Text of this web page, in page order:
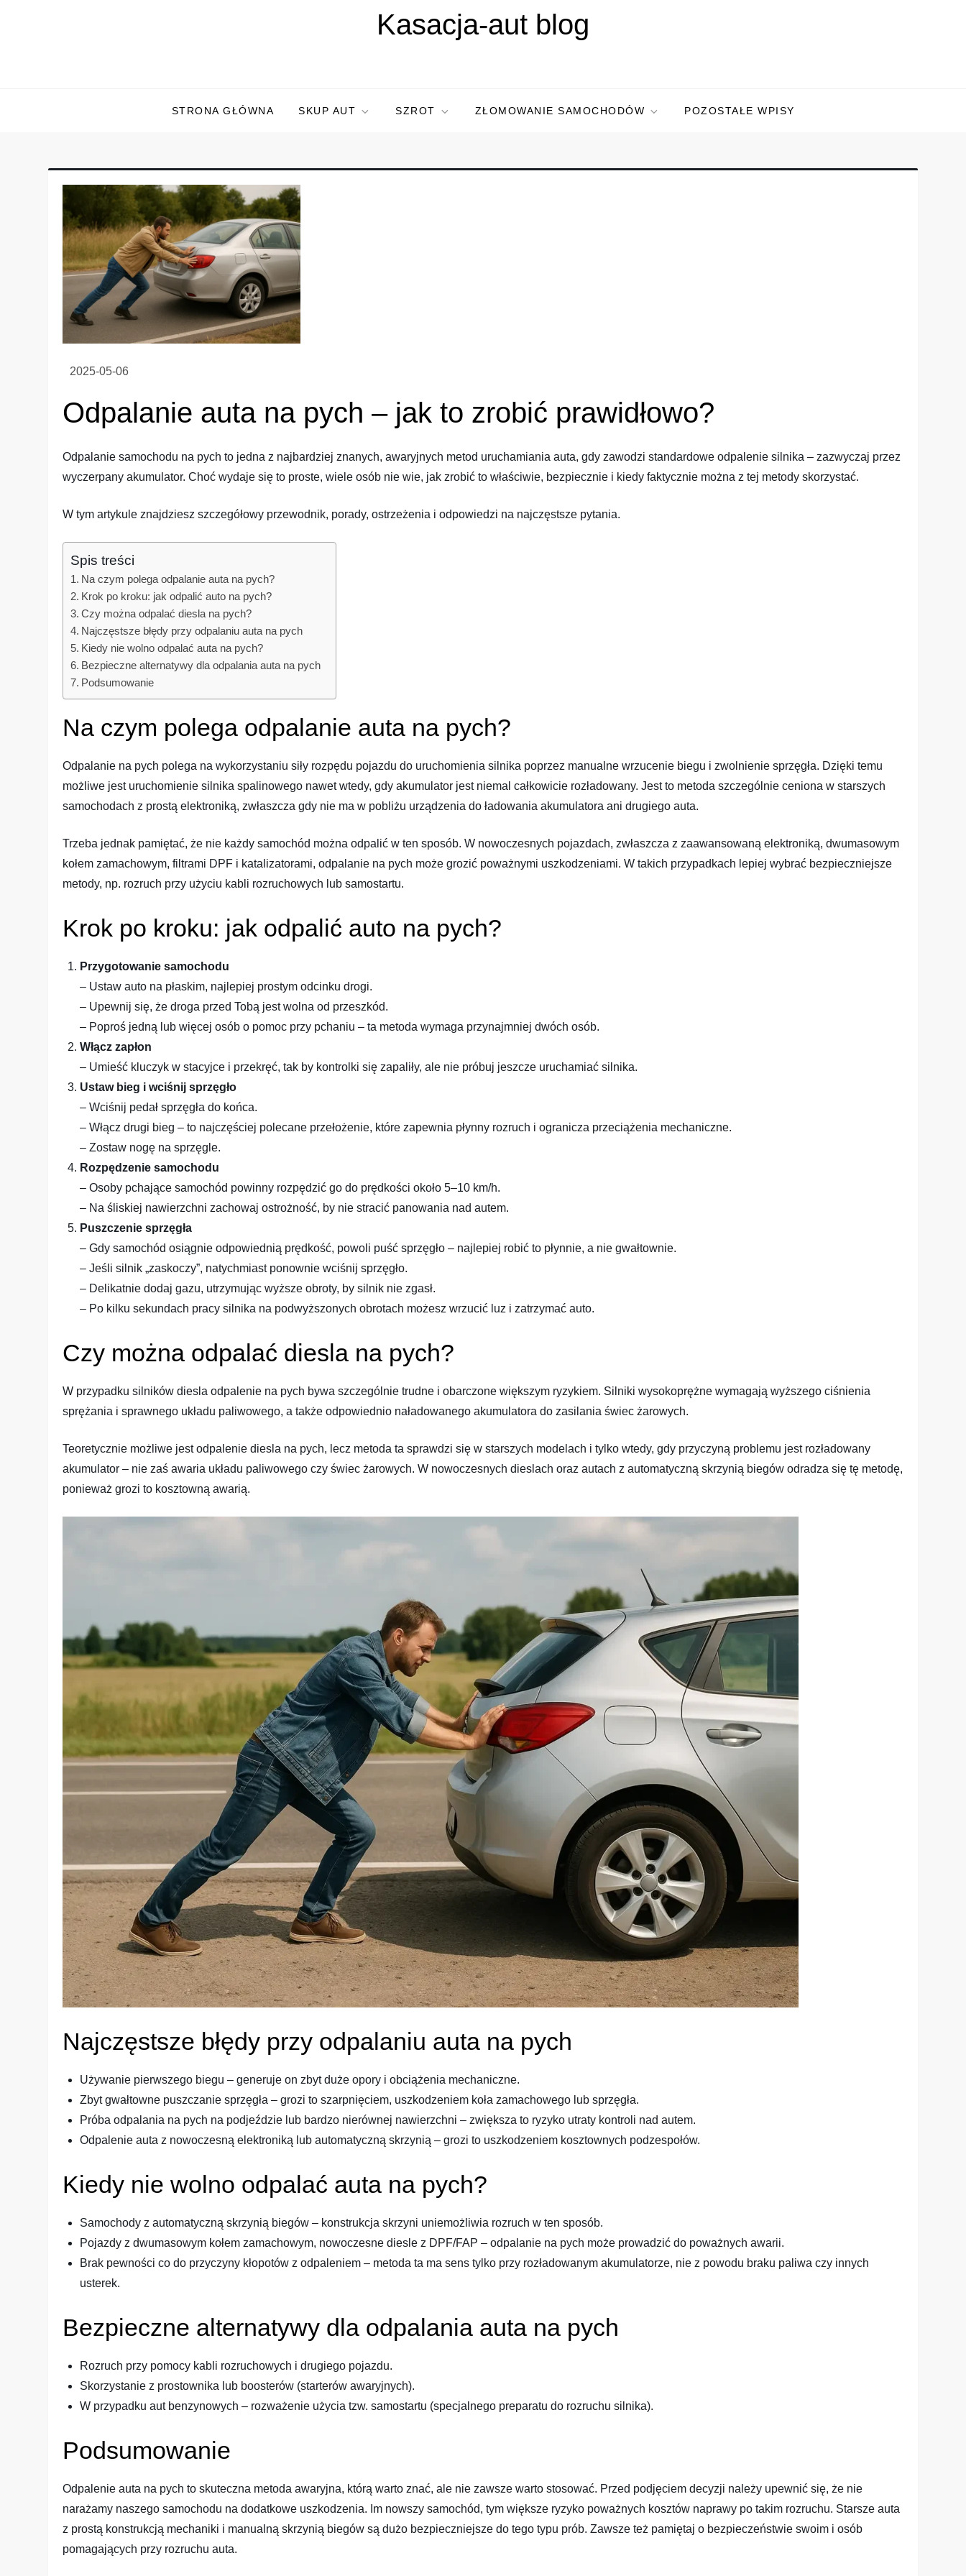
Kasacja-aut blog
STRONA GŁÓWNA SKUP AUT SZROT ZŁOMOWANIE SAMOCHODÓW POZOSTAŁE WPISY
Odpalanie auta na pych – jak to zrobić prawidłowo?
Odpalanie samochodu na pych to jedna z najbardziej znanych, awaryjnych metod uruchamiania auta, gdy zawodzi standardowe odpalenie silnika – zazwyczaj przez
wyczerpany akumulator. Choć wydaje się to proste, wiele osób nie wie, jak zrobić to właściwie, bezpiecznie i kiedy faktycznie można z tej metody skorzystać.
W tym artykule znajdziesz szczegółowy przewodnik, porady, ostrzeżenia i odpowiedzi na najczęstsze pytania.
Spis treści
Na czym polega odpalanie auta na pych?
Krok po kroku: jak odpalić auto na pych?
Czy można odpalać diesla na pych?
Najczęstsze błędy przy odpalaniu auta na pych
Kiedy nie wolno odpalać auta na pych?
Bezpieczne alternatywy dla odpalania auta na pych
Podsumowanie
Na czym polega odpalanie auta na pych?
Odpalanie na pych polega na wykorzystaniu siły rozpędu pojazdu do uruchomienia silnika poprzez manualne wrzucenie biegu i zwolnienie sprzęgła. Dzięki temu
możliwe jest uruchomienie silnika spalinowego nawet wtedy, gdy akumulator jest niemal całkowicie rozładowany. Jest to metoda szczególnie ceniona w starszych
samochodach z prostą elektroniką, zwłaszcza gdy nie ma w pobliżu urządzenia do ładowania akumulatora ani drugiego auta.
Trzeba jednak pamiętać, że nie każdy samochód można odpalić w ten sposób. W nowoczesnych pojazdach, zwłaszcza z zaawansowaną elektroniką, dwumasowym
kołem zamachowym, filtrami DPF i katalizatorami, odpalanie na pych może grozić poważnymi uszkodzeniami. W takich przypadkach lepiej wybrać bezpieczniejsze
metody, np. rozruch przy użyciu kabli rozruchowych lub samostartu.
Krok po kroku: jak odpalić auto na pych?
Przygotowanie samochodu
– Ustaw auto na płaskim, najlepiej prostym odcinku drogi.
– Upewnij się, że droga przed Tobą jest wolna od przeszkód.
– Poproś jedną lub więcej osób o pomoc przy pchaniu – ta metoda wymaga przynajmniej dwóch osób.
Włącz zapłon
– Umieść kluczyk w stacyjce i przekręć, tak by kontrolki się zapaliły, ale nie próbuj jeszcze uruchamiać silnika.
Ustaw bieg i wciśnij sprzęgło
– Wciśnij pedał sprzęgła do końca.
– Włącz drugi bieg – to najczęściej polecane przełożenie, które zapewnia płynny rozruch i ogranicza przeciążenia mechaniczne.
– Zostaw nogę na sprzęgle.
Rozpędzenie samochodu
– Osoby pchające samochód powinny rozpędzić go do prędkości około 5–10 km/h.
– Na śliskiej nawierzchni zachowaj ostrożność, by nie stracić panowania nad autem.
Puszczenie sprzęgła
– Gdy samochód osiągnie odpowiednią prędkość, powoli puść sprzęgło – najlepiej robić to płynnie, a nie gwałtownie.
– Jeśli silnik „zaskoczy”, natychmiast ponownie wciśnij sprzęgło.
– Delikatnie dodaj gazu, utrzymując wyższe obroty, by silnik nie zgasł.
– Po kilku sekundach pracy silnika na podwyższonych obrotach możesz wrzucić luz i zatrzymać auto.
Czy można odpalać diesla na pych?
W przypadku silników diesla odpalenie na pych bywa szczególnie trudne i obarczone większym ryzykiem. Silniki wysokoprężne wymagają wyższego ciśnienia
sprężania i sprawnego układu paliwowego, a także odpowiednio naładowanego akumulatora do zasilania świec żarowych.
Teoretycznie możliwe jest odpalenie diesla na pych, lecz metoda ta sprawdzi się w starszych modelach i tylko wtedy, gdy przyczyną problemu jest rozładowany
akumulator – nie zaś awaria układu paliwowego czy świec żarowych. W nowoczesnych dieslach oraz autach z automatyczną skrzynią biegów odradza się tę metodę,
ponieważ grozi to kosztowną awarią.
Najczęstsze błędy przy odpalaniu auta na pych
Używanie pierwszego biegu – generuje on zbyt duże opory i obciążenia mechaniczne.
Zbyt gwałtowne puszczanie sprzęgła – grozi to szarpnięciem, uszkodzeniem koła zamachowego lub sprzęgła.
Próba odpalania na pych na podjeździe lub bardzo nierównej nawierzchni – zwiększa to ryzyko utraty kontroli nad autem.
Odpalenie auta z nowoczesną elektroniką lub automatyczną skrzynią – grozi to uszkodzeniem kosztownych podzespołów.
Kiedy nie wolno odpalać auta na pych?
Samochody z automatyczną skrzynią biegów – konstrukcja skrzyni uniemożliwia rozruch w ten sposób.
Pojazdy z dwumasowym kołem zamachowym, nowoczesne diesle z DPF/FAP – odpalanie na pych może prowadzić do poważnych awarii.
Brak pewności co do przyczyny kłopotów z odpaleniem – metoda ta ma sens tylko przy rozładowanym akumulatorze, nie z powodu braku paliwa czy innych
usterek.
Bezpieczne alternatywy dla odpalania auta na pych
Rozruch przy pomocy kabli rozruchowych i drugiego pojazdu.
Skorzystanie z prostownika lub boosterów (starterów awaryjnych).
W przypadku aut benzynowych – rozważenie użycia tzw. samostartu (specjalnego preparatu do rozruchu silnika).
Podsumowanie
Odpalenie auta na pych to skuteczna metoda awaryjna, którą warto znać, ale nie zawsze warto stosować. Przed podjęciem decyzji należy upewnić się, że nie
narażamy naszego samochodu na dodatkowe uszkodzenia. Im nowszy samochód, tym większe ryzyko poważnych kosztów naprawy po takim rozruchu. Starsze auta
z prostą konstrukcją mechaniki i manualną skrzynią biegów są dużo bezpieczniejsze do tego typu prób. Zawsze też pamiętaj o bezpieczeństwie swoim i osób
pomagających przy rozruchu auta.